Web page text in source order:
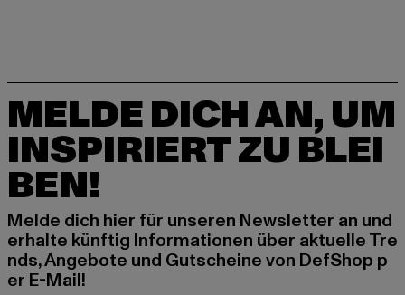
MELDE DICH AN, UM
INSPIRIERT ZU BLEI
BEN!
Melde dich hier für unseren Newsletter an und
erhalte künftig Informationen über aktuelle Tre
nds, Angebote und Gutscheine von DefShop p
er E-Mail!